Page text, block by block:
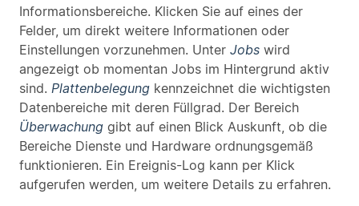
Informationsbereiche. Klicken Sie auf eines der
Felder, um direkt weitere Informationen oder
Einstellungen vorzunehmen. Unter Jobs wird
angezeigt ob momentan Jobs im Hintergrund aktiv
sind. Plattenbelegung kennzeichnet die wichtigsten
Datenbereiche mit deren Füllgrad. Der Bereich
Überwachung gibt auf einen Blick Auskunft, ob die
Bereiche Dienste und Hardware ordnungsgemäß
funktionieren. Ein Ereignis-Log kann per Klick
aufgerufen werden, um weitere Details zu erfahren.